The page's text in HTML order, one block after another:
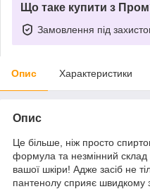
Що таке купити з
Замовлення під
Опис Характеристики
Опис
Це більше, ніж просто
формула та незмінний склад
вашої шкіри! Адже засіб не
пантенолу сприяє швидкому